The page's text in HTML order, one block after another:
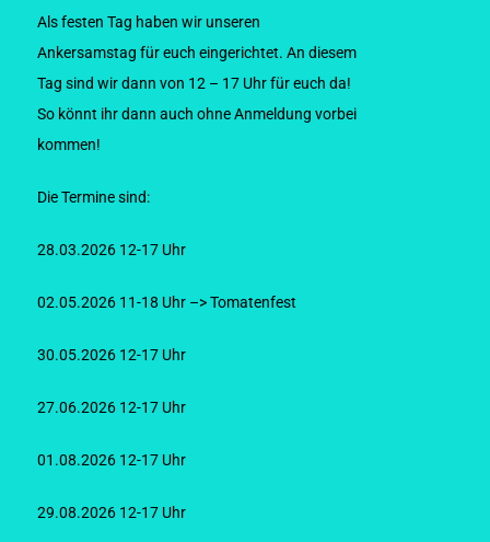
Als festen Tag haben wir unseren
Ankersamstag für euch eingerichtet. An diesem
Tag sind wir dann von 12 – 17 Uhr für euch da!
So könnt ihr dann auch ohne Anmeldung vorbei
kommen!
Die Termine sind:
28.03.2026 12-17 Uhr
02.05.2026 11-18 Uhr –> Tomatenfest
30.05.2026 12-17 Uhr
27.06.2026 12-17 Uhr
01.08.2026 12-17 Uhr
29.08.2026 12-17 Uhr